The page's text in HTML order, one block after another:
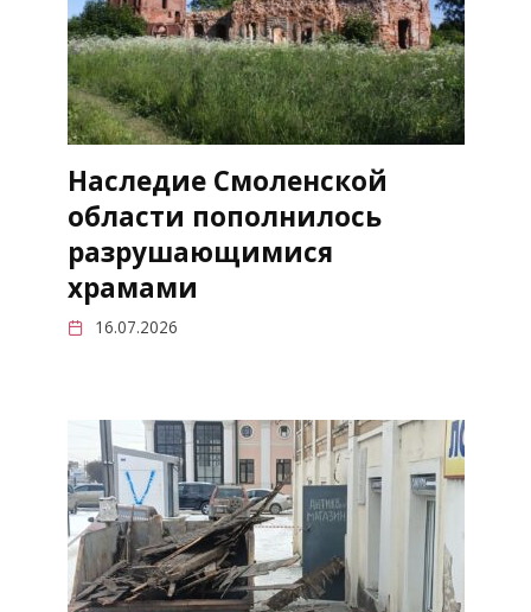
Наследие Смоленской
области пополнилось
разрушающимися
храмами
16.07.2026